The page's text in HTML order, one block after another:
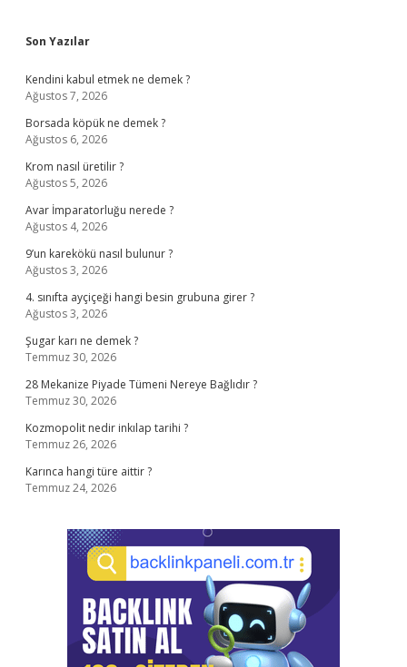
Sidebar
Son Yazılar
Kendini kabul etmek ne demek ?
Ağustos 7, 2026
Borsada köpük ne demek ?
Ağustos 6, 2026
Krom nasıl üretilir ?
Ağustos 5, 2026
Avar İmparatorluğu nerede ?
Ağustos 4, 2026
9’un karekökü nasıl bulunur ?
Ağustos 3, 2026
4. sınıfta ayçiçeği hangi besin grubuna girer ?
Ağustos 3, 2026
Şugar karı ne demek ?
Temmuz 30, 2026
28 Mekanize Piyade Tümeni Nereye Bağlıdır ?
Temmuz 30, 2026
Kozmopolit nedir inkılap tarihi ?
Temmuz 26, 2026
Karınca hangi türe aittir ?
Temmuz 24, 2026